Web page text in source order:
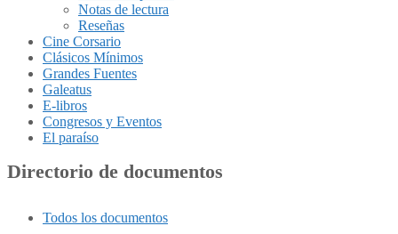
Notas de lectura
Reseñas
Cine Corsario
Clásicos Mínimos
Grandes Fuentes
Galeatus
E-libros
Congresos y Eventos
El paraíso
Directorio de documentos
Todos los documentos